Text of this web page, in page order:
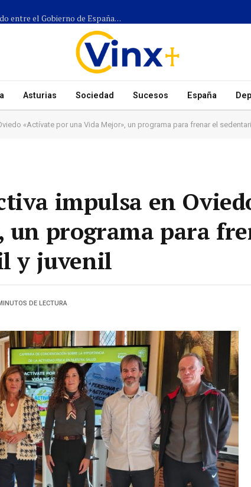
Más de 1.300 efectivos participarán en el dispositivo coordinado entre el Gobierno de España, el Principado de Asturias y los ayuntamientos para el eclipse del 12 de agosto
Asturias Sociedad Sucesos España
«Actívate por una Vida Mejor», un programa para frenar el
impulsa en
un programa para
y juvenil
DE LECTURA